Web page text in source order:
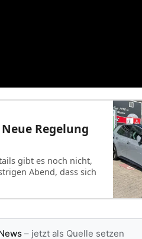
Regelung
gibt es noch nicht,
Abend, dass sich
– jetzt als Quelle setzen